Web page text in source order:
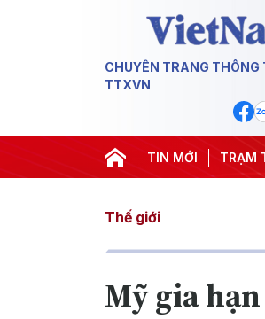
CHUYÊN TRANG
TTXVN
TIN MỚI TRẠM
#Chiến dịch 500 ngày đêm #Chống
Thế giới
Mỹ gia